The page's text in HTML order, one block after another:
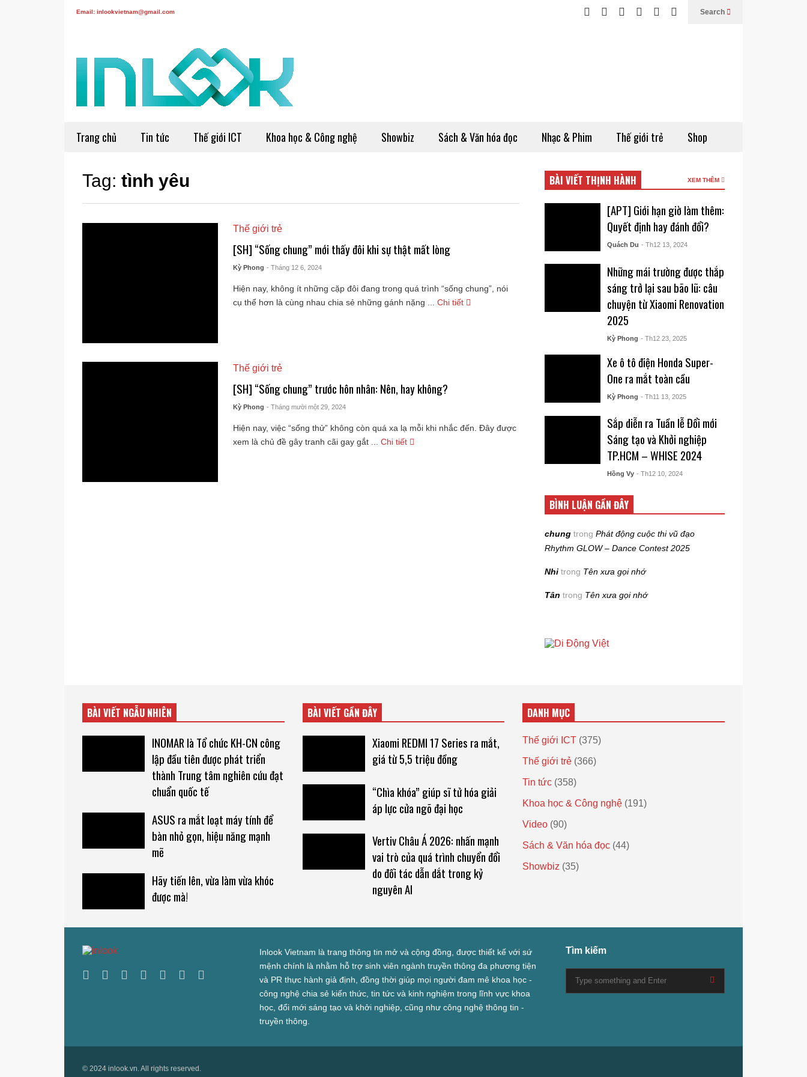
Email: inlookvietnam@gmail.com Search
Trang chủ Tin tức Thế giới ICT Khoa học & Công nghệ Showbiz Sách & Văn hóa đọc Nhạc & Phim Thế giới trẻ Shop
Tag: tình yêu
Thế giới trẻ
[SH] “Sống chung” mới thấy đôi khi sự thật mất lòng
Kỳ Phong - Tháng 12 6, 2024
Hiện nay, không ít những cặp đôi đang trong quá trình “sống chung”, nói
cụ thể hơn là cùng nhau chia sẻ những gánh nặng ...
Chi tiết
Thế giới trẻ
[SH] “Sống chung” trước hôn nhân: Nên, hay không?
Kỳ Phong - Tháng mười một 29, 2024
Hiện nay, việc “sống thử” không còn quá xa lạ mỗi khi nhắc đến. Đây được
xem là chủ đề gây tranh cãi gay gắt ...
Chi tiết
BÀI VIẾT THỊNH HÀNH XEM THÊM
[APT] Giới hạn giờ làm thêm:
Quyết định hay đánh đổi?
Quách Du - Th12 13, 2024
Những mái trường được thắp
sáng trở lại sau bão lũ: câu
chuyện từ Xiaomi Renovation
2025
Kỳ Phong - Th12 23, 2025
Xe ô tô điện Honda Super-
One ra mắt toàn cầu
Kỳ Phong - Th11 13, 2025
Sắp diễn ra Tuần lễ Đổi mới
Sáng tạo và Khởi nghiệp
TP.HCM – WHISE 2024
Hồng Vy - Th12 10, 2024
BÌNH LUẬN GẦN ĐÂY
chung trongPhát động cuộc thi vũ đạo
Rhythm GLOW – Dance Contest 2025
Nhi trong Tên xưa gọi nhớ
Tân trong Tên xưa gọi nhớ
BÀI VIẾT NGẪU NHIÊN
INOMAR là Tổ chức KH-CN công
lập đầu tiên được phát triển
thành Trung tâm nghiên cứu đạt
chuẩn quốc tế
ASUS ra mắt loạt máy tính để
bàn nhỏ gọn, hiệu năng mạnh
mẽ
Hãy tiến lên, vừa làm vừa khóc
được mà!
BÀI VIẾT GẦN ĐÂY
Xiaomi REDMI 17 Series ra mắt,
giá từ 5,5 triệu đồng
“Chìa khóa” giúp sĩ tử hóa giải
áp lực cửa ngõ đại học
Vertiv Châu Á 2026: nhấn mạnh
vai trò của quá trình chuyển đổi
do đối tác dẫn dắt trong kỷ
nguyên AI
DANH MỤC
Thế giới ICT (375)
Thế giới trẻ (366)
Tin tức (358)
Khoa học & Công nghệ (191)
Video (90)
Sách & Văn hóa đọc (44)
Showbiz (35)
Inlook Vietnam là trang thông tin mở và cộng đồng, được thiết kế với sứ
mệnh chính là nhằm hỗ trợ sinh viên ngành truyền thông đa phương tiện
và PR thực hành giả định, đồng thời giúp mọi người đam mê khoa học -
công nghệ chia sẻ kiến thức, tin tức và kinh nghiệm trong lĩnh vực khoa
học, đổi mới sáng tạo và khởi nghiệp, cũng như công nghệ thông tin -
truyền thông.
Tìm kiếm
© 2024 inlook.vn. All rights reserved.